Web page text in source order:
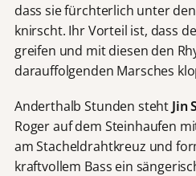
dass sie fürchterlich unter
knirscht. Ihr Vorteil ist, dass
greifen und mit diesen den
darauffolgenden Marsches
Anderthalb Stunden steht Jin
Roger auf dem Steinhaufen
am Stacheldrahtkreuz und
kraftvollem Bass ein